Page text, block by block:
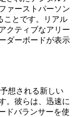
ァーストパーソン
ことです。リアル
クティブなアリー
ダーボードが表示
想される新しい
。彼らは、迅速に
ドバランサーを使